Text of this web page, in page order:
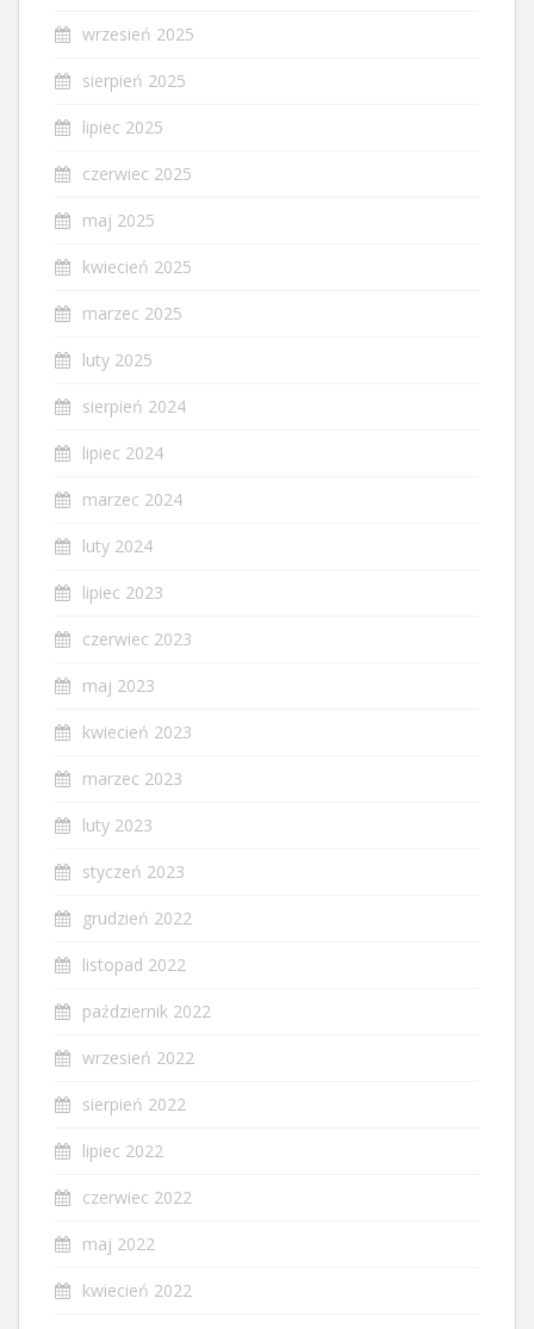
wrzesień 2025
sierpień 2025
lipiec 2025
czerwiec 2025
maj 2025
kwiecień 2025
marzec 2025
luty 2025
sierpień 2024
lipiec 2024
marzec 2024
luty 2024
lipiec 2023
czerwiec 2023
maj 2023
kwiecień 2023
marzec 2023
luty 2023
styczeń 2023
grudzień 2022
listopad 2022
październik 2022
wrzesień 2022
sierpień 2022
lipiec 2022
czerwiec 2022
maj 2022
kwiecień 2022